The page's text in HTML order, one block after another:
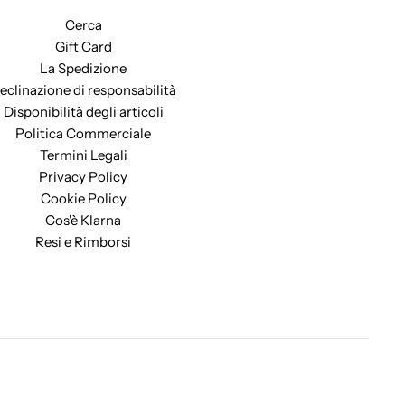
Cerca
Gift Card
La Spedizione
di responsabilità
Disponibilità degli articoli
Politica Commerciale
Termini Legali
Privacy Policy
Cookie Policy
Cos'è Klarna
Resi e Rimborsi